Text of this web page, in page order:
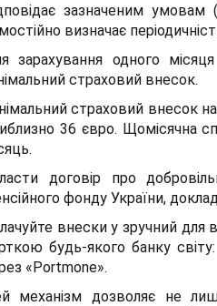
зазначеним
визначає
зарахування одного
страховий внесок.
страховий внесок
36 євро. Щомісячна
договір про
фонду України,
внески у зручний для
будь-якого банку
«Portmone».
механізм дозволяє не